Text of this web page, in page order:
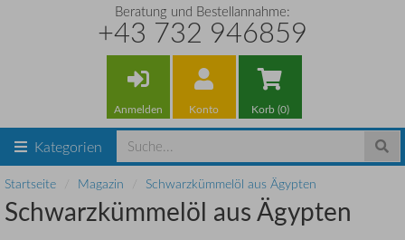
Beratung und Bestellannahme:
+43 732 946859
Anmelden Konto Korb (0)
Kategorien
Startseite Magazin Schwarzkümmelöl aus Ägypten
Schwarzkümmelöl aus Ägypten